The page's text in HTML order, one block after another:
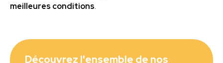
meilleures conditions.
Découvrez l'ensemble de nos